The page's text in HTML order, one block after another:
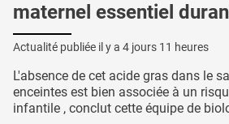
maternel essentiel
Actualité publiée il y a 4 jours 11 heures
L'absence de cet acide gras dans le
enceintes est bien associée à un
infantile , conclut cette équipe de